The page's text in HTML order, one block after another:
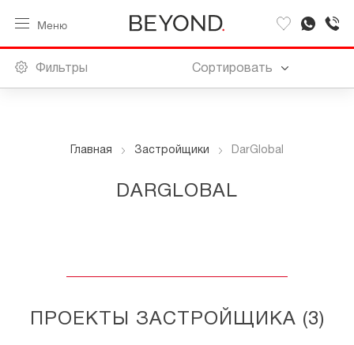
Меню
Фильтры Сортировать
Главная Застройщики DarGlobal
DARGLOBAL
ПРОЕКТЫ ЗАСТРОЙЩИКА (3)